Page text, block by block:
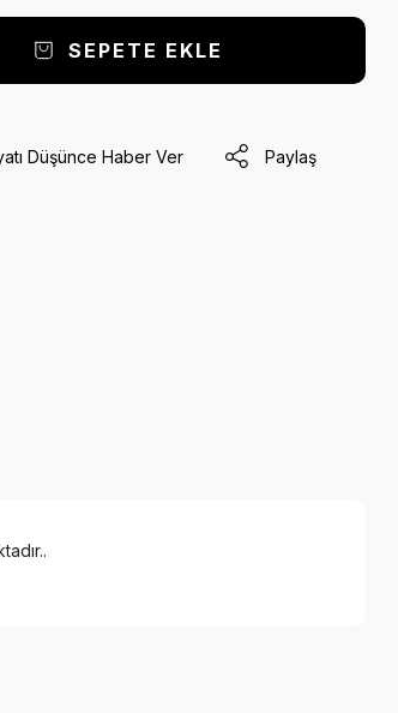
SEPETE EKLE
Düşünce Haber Ver Paylaş
.